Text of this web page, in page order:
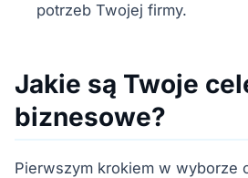
potrzeb Twojej firmy.
Jakie są Twoje
biznesowe?
Pierwszym krokiem w wyborze